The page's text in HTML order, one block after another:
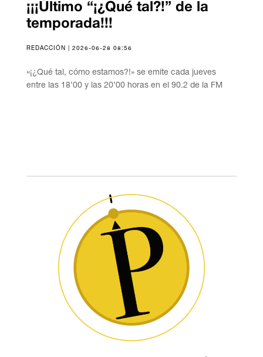
¡¡¡Último “¡¿Qué tal?!” de la
temporada!!!
REDACCIÓN | 2026-06-28 08:56
«¡¿Qué tal, cómo estamos?!» se emite cada jueves
entre las 18’00 y las 20’00 horas en el 90.2 de la FM